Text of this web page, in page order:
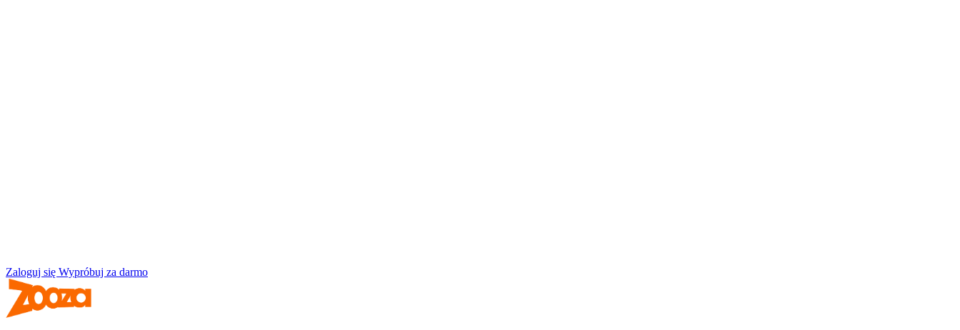
Zaloguj się Wypróbuj za darmo